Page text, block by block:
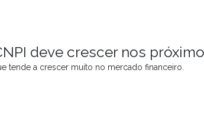
deve crescer nos
tende a crescer muito no mercado financeiro.